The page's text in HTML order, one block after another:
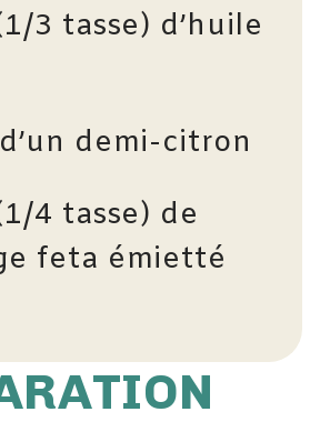
3 tasse) d’huile
demi-citron
4 tasse) de
feta émietté